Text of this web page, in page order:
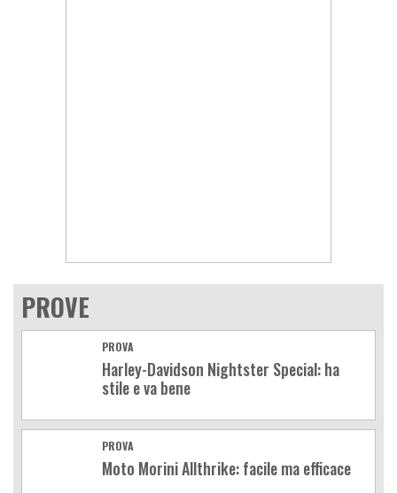
PROVE
PROVA
Harley-Davidson Nightster Special: ha
stile e va bene
PROVA
Moto Morini Allthrike: facile ma efficace